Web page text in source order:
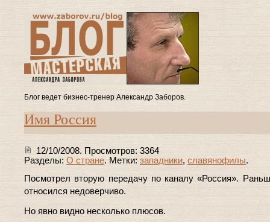
Блог ведет бизнес-тренер Александр Заборов.
Имя Россия
12/10/2008. Просмотров: 3364
Разделы: О стране. Метки: западники, славянофилы.
Посмотрел вторую передачу по каналу «Россия».
относился недоверчиво.
Но явно видно несколько плюсов.